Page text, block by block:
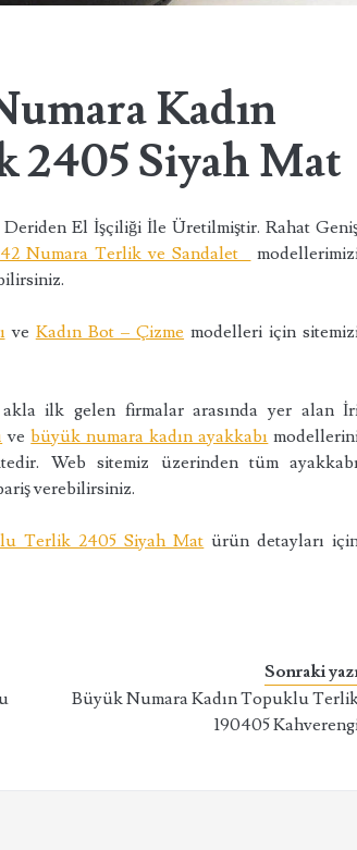
Kadın
Siyah Mat
El İşçiliği İle Üretilmiştir. Rahat
42 Numara Terlik ve Sandalet
ve Kadın Bot – Çizme modelleri için
ilk gelen firmalar arasında yer alan
vebüyük numara kadın ayakkabı
Web sitemiz üzerinden tüm ayakkabı
verebilirsiniz.
Terlik 2405 Siyah Mat ürün detayları
Sonraki
Büyük Numara Kadın Topuklu
190405